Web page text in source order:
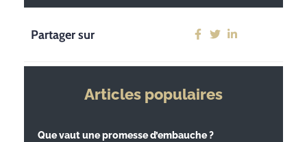
Partager sur
Articles populaires
Que vaut une promesse d’embauche ?